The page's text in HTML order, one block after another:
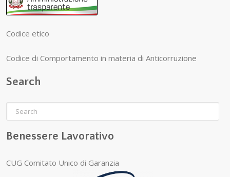
Codice etico
Codice di Comportamento in materia di Anticorruzione
Search
Benessere Lavorativo
CUG Comitato Unico di Garanzia